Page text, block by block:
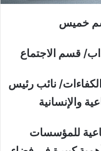
خميس
قسم الاجتماع
نائب رئيس
والإنسانية
للمؤسسات